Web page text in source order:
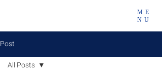
ME
NU
Post
All Posts